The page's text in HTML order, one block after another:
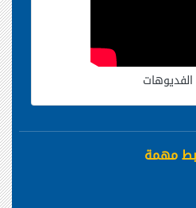
مهمة